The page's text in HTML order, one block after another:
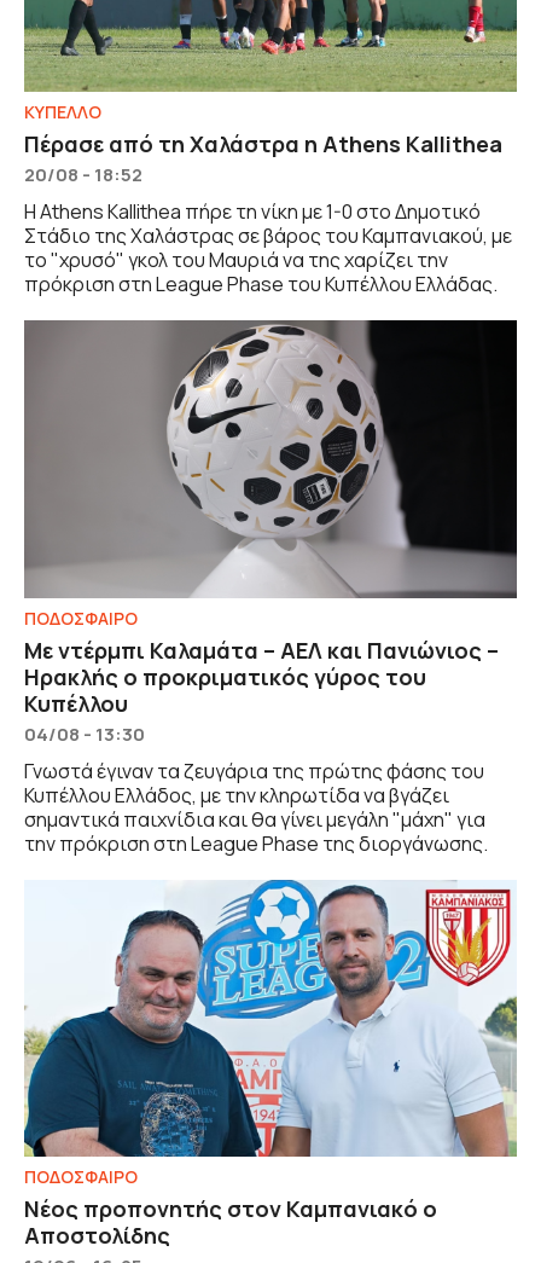
ΚΥΠΕΛΛΟ
Πέρασε από τη Χαλάστρα η Athens Kallithea
20/08 - 18:52
Η Athens Kallithea πήρε τη νίκη με 1-0 στο Δημοτικό
Στάδιο της Χαλάστρας σε βάρος του Καμπανιακού, με
το "χρυσό" γκολ του Μαυριά να της χαρίζει την
πρόκριση στη League Phase του Κυπέλλου Ελλάδας.
ΠΟΔΟΣΦΑΙΡΟ
Με ντέρμπι Καλαμάτα – ΑΕΛ και Πανιώνιος –
Ηρακλής ο προκριματικός γύρος του
Κυπέλλου
04/08 - 13:30
Γνωστά έγιναν τα ζευγάρια της πρώτης φάσης του
Κυπέλλου Ελλάδος, με την κληρωτίδα να βγάζει
σημαντικά παιχνίδια και θα γίνει μεγάλη "μάχη" για
την πρόκριση στη League Phase της διοργάνωσης.
ΠΟΔΟΣΦΑΙΡΟ
Νέος προπονητής στον Καμπανιακό ο
Αποστολίδης